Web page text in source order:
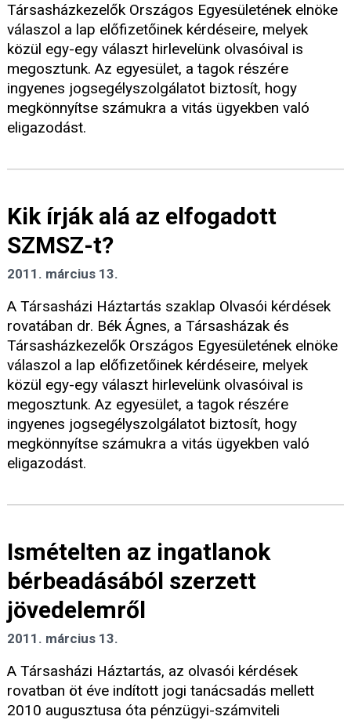
Társasházkezelők Országos Egyesületének elnöke
válaszol a lap előfizetőinek kérdéseire, melyek
közül egy-egy választ hirlevelünk olvasóival is
megosztunk. Az egyesület, a tagok részére
ingyenes jogsegélyszolgálatot biztosít, hogy
megkönnyítse számukra a vitás ügyekben való
eligazodást.
Kik írják alá az elfogadott
SZMSZ-t?
2011. március 13.
A Társasházi Háztartás szaklap Olvasói kérdések
rovatában dr. Bék Ágnes, a Társasházak és
Társasházkezelők Országos Egyesületének elnöke
válaszol a lap előfizetőinek kérdéseire, melyek
közül egy-egy választ hirlevelünk olvasóival is
megosztunk. Az egyesület, a tagok részére
ingyenes jogsegélyszolgálatot biztosít, hogy
megkönnyítse számukra a vitás ügyekben való
eligazodást.
Ismételten az ingatlanok
bérbeadásából szerzett
jövedelemről
2011. március 13.
A Társasházi Háztartás, az olvasói kérdések
rovatban öt éve indított jogi tanácsadás mellett
2010 augusztusa óta pénzügyi-számviteli